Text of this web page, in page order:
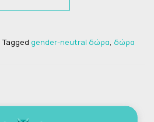
Tagged gender-neutral δώρα, δώρα